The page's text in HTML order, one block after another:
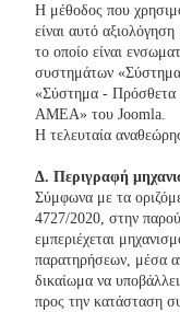
Η μέθοδος που
είναι αυτό
το οποίο είναι
συστημάτων
«Σύστημα - Πρόσθετα
ΑΜΕΑ» του Joomla.
Η τελευταία
Δ. Περιγραφή
Σύμφωνα με τα
4727/2020, στην
εμπεριέχεται
παρατηρήσεων, μέσα
δικαίωμα να
προς την κατάσταση